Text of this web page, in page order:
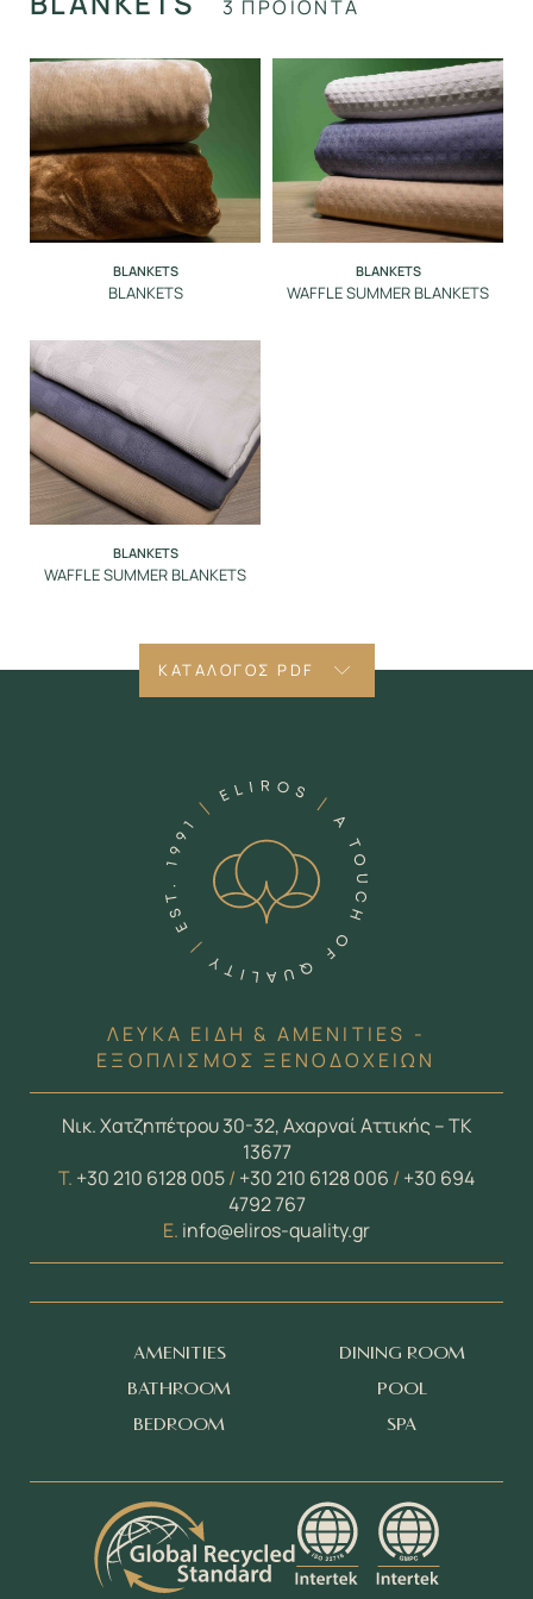
3 ΠΡΟΪΟΝΤΑ
BLANKETS
BLANKETS
BLANKETS
WAFFLE SUMMER BLANKETS
BLANKETS
WAFFLE SUMMER BLANKETS
DINING ROOM
POOL
SPA
ΚΑΤΑΛΟΓΟΣ PDF
ΛΕΥΚΑ ΕΙΔΗ & AMENITIES -
ΕΞΟΠΛΙΣΜΟΣ ΞΕΝΟΔΟΧΕΙΩΝ
Νικ. Χατζηπέτρου 30-32, Αχαρναί Αττικής – ΤΚ
13677
Τ. +30 210 6128 005/ +30 210 6128 006 / +30 694
4792 767
E. info@eliros-quality.gr
AMENITIES
BATHROOM
BEDROOM
DINING ROOM
POOL
SPA